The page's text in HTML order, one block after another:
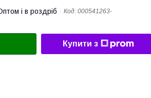
і в роздріб Код: 000541263-
Купити з